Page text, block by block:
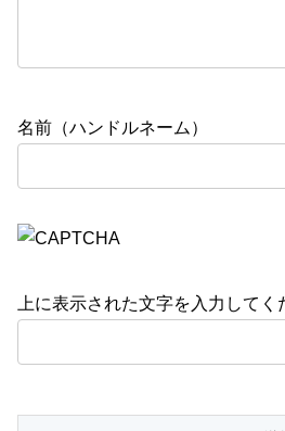
名前（ハンドルネーム）
上に表示された文字を入力してく